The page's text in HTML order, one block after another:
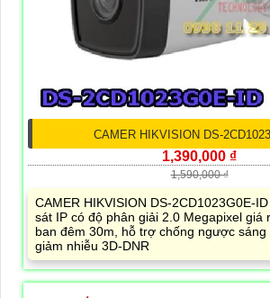
CAMER HIKVISION DS-
1,390,000 ₫
1,590,000 ₫
CAMER HIKVISION DS-2CD1023G0E-
sát IP có độ phân giải 2.0 Megapixel giá
ban đêm 30m, hỗ trợ chống ngược sáng
giảm nhiễu 3D-DNR